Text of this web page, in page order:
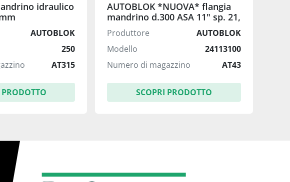
idraulico
AUTOBLOK
250
AT315
AUTOBLOK *NUOVA* flangia
mandrino d.300 ASA 11" sp. 21,
temperata e rettificata
Produttore
AUTOBLOK
Modello
24113100
Numero di magazzino
AT43
SCOPRI PRODOTTO